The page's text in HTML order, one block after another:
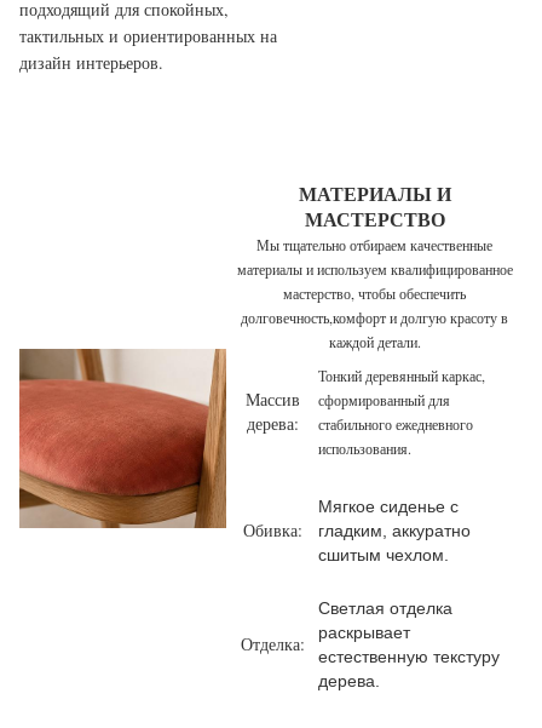
подходящий для спокойных,
тактильных и ориентированных на
дизайн интерьеров.
МАТЕРИАЛЫ И
МАСТЕРСТВО
Мы тщательно отбираем качественные
материалы и используем квалифицированное
мастерство, чтобы обеспечить
долговечность,комфорт и долгую красоту в
каждой детали.
Массив
дерева:
Тонкий деревянный каркас,
сформированный для
стабильного ежедневного
использования.
Обивка:
Мягкое сиденье с
гладким, аккуратно
сшитым чехлом.
Отделка:
Светлая отделка
раскрывает
естественную текстуру
дерева.